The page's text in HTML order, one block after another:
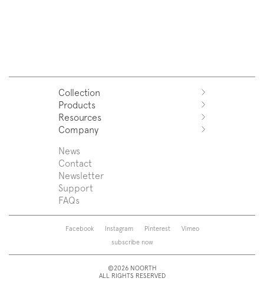
Collection
Azuco
Azuma
Fjord
Puro
Sintesi
Zenit
Franq
Beta
Caba
Roma
Saba
View all
Products
Systems
Washbasins
Washbasin top
Bathtubs
Shower tray
Taps
Sanitaryware
Mirrors
Lamps
Storage and wall-units
Resources
Download
Sales Network
Support
Company
News
Press
Designers
About us
News
Contact
Newsletter
Support
FAQs
Facebook Instagram Pinterest
Vimeo
subscribe now
©2026 NOORTH
ALL RIGHTS RESERVED